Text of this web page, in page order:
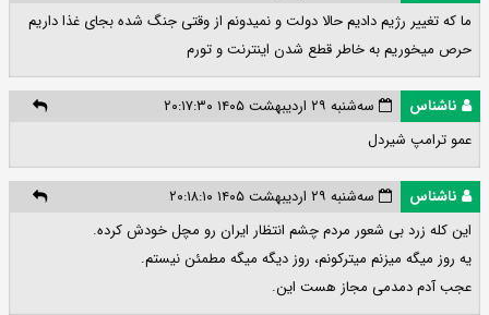
ما که تغییر رژیم دادیم حالا دولت و نمیدونم از وقتی جنگ شده بجای غذا داریم
حرص میخوریم به خاطر قطع شدن اینترنت و تورم
ناشناس
سه‌شنبه ۲۹ اردیبهشت ۱۴۰۵ ۲۰:۱۷:۳۰
عمو ترامپ شیردل
ناشناس
سه‌شنبه ۲۹ اردیبهشت ۱۴۰۵ ۲۰:۱۸:۱۰
این کله زرد بی شعور مردم چشم انتظار ایران رو مچل خودش کرده.
یه روز میگه میزنم میترکونم، روز دیگه میگه مطمئن نیستم.
عجب آدم دمدمی مجاز هست این.